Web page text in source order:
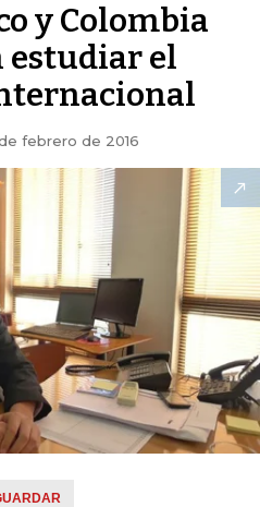
y Colombia
estudiar el
febrero de 2016